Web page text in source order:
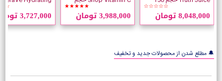
☆☆☆☆☆
8,048,000 تومان
★★★★★
3,988,000 تومان
میلی لیتر
3,727,000 تومان
🔔 مطلع شدن از محصولات جدید و تخفیف